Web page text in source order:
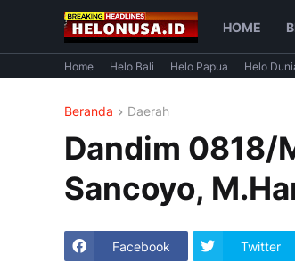
HOME
Home Helo Bali Helo Papua Helo
Beranda Daerah
Dandim 0818/
Sancoyo,
Facebook Twitter